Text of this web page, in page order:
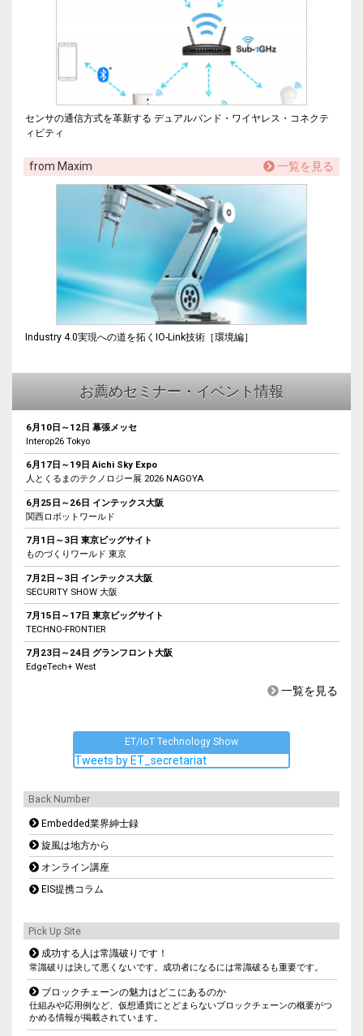
センサの通信方式を革新する デュアルバンド・ワイヤレス・コネクテ
ィビティ
from Maxim 一覧を見る
Industry 4.0実現への道を拓くIO-Link技術［環境編］
お薦めセミナー・イベント情報
6月10日～12日 幕張メッセ
Interop26 Tokyo
6月17日～19日 Aichi Sky Expo
人とくるまのテクノロジー展 2026 NAGOYA
6月25日～26日 インテックス大阪
関西ロボットワールド
7月1日～3日 東京ビッグサイト
ものづくりワールド 東京
7月2日～3日 インテックス大阪
SECURITY SHOW 大阪
7月15日～17日 東京ビッグサイト
TECHNO-FRONTIER
7月23日～24日 グランフロント大阪
EdgeTech+ West
一覧を見る
ET/IoT Technology Show
Tweets by ET_secretariat
Back Number
Embedded業界紳士録
旋風は地方から
オンライン講座
EIS提携コラム
Pick Up Site
成功する人は常識破りです！
常識破りは決して悪くないです。成功者になるには常識破るも重要です。
ブロックチェーンの魅力はどこにあるのか
仕組みや応用例など、仮想通貨にとどまらないブロックチェーンの概要がつ
かめる情報が掲載されています。